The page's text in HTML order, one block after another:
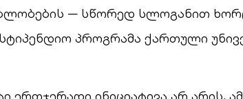
— სწორედ სლოგანით
პროგრამა ქართული